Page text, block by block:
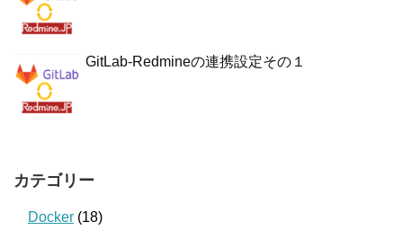
GitLab-Redmineの連携設定その１
カテゴリー
Docker (18)